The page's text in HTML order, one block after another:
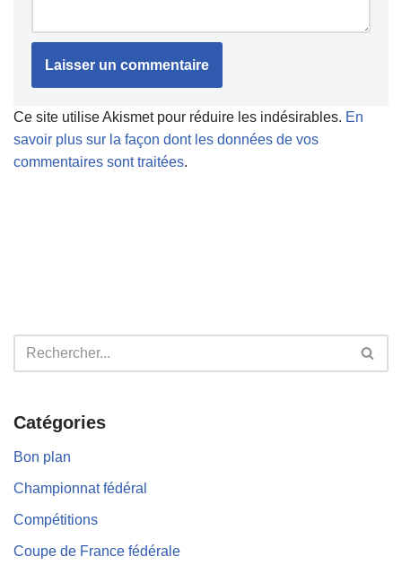
Ce site utilise Akismet pour réduire les indésirables. En
savoir plus sur la façon dont les données de vos
commentaires sont traitées.
Catégories
Bon plan
Championnat fédéral
Compétitions
Coupe de France fédérale